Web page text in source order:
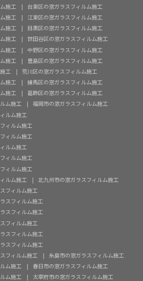
施工
台東区の窓ガラスフィルム施工
施工
江東区の窓ガラスフィルム施工
施工
目黒区の窓ガラスフィルム施工
施工
世田谷区の窓ガラスフィルム施工
施工
中野区の窓ガラスフィルム施工
施工
豊島区の窓ガラスフィルム施工
工
荒川区の窓ガラスフィルム施工
施工
練馬区の窓ガラスフィルム施工
施工
葛飾区の窓ガラスフィルム施工
ム施工
福岡市の窓ガラスフィルム施工
ルム施工
ィルム施工
ィルム施工
ルム施工
ィルム施工
ィルム施工
ルム施工
北九州市の窓ガラスフィルム施工
フィルム施工
スフィルム施工
スフィルム施工
フィルム施工
スフィルム施工
スフィルム施工
フィルム施工
糸島市の窓ガラスフィルム施工
ム施工
春日市の窓ガラスフィルム施工
ム施工
太宰府市の窓ガラスフィルム施工